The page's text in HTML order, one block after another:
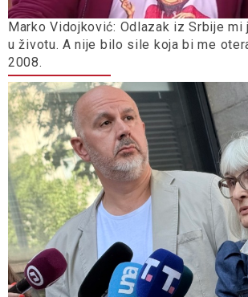
Marko Vidojković: Odlazak iz Srbije mi
u životu. A nije bilo sile koja bi me
2008.